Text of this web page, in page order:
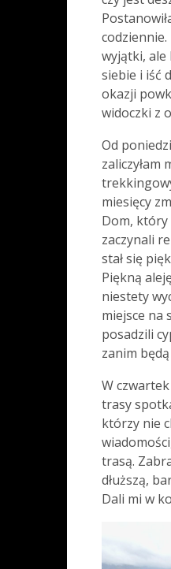
wyjątki, ale
siebie i iść
okazji
widoczki z
Od
zaliczyłam
miesięcy
Dom, który
zaczynali
stał się
Piękną
niestety
miejsce na
posadzili
zanim
W
trasy
którzy nie
trasą.
dłuższą,
Dali mi w